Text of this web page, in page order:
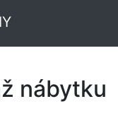
nábytku